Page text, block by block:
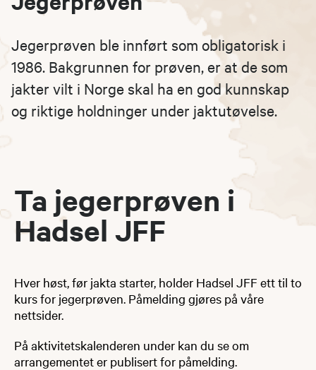
Jegerprøven ble innført som obligatorisk i
1986. Bakgrunnen for prøven, er at de som
jakter vilt i Norge skal ha en god kunnskap
og riktige holdninger under jaktutøvelse.
Ta jegerprøven i
Hadsel JFF
Hver høst, før jakta starter, holder Hadsel JFF ett til to
kurs for jegerprøven. Påmelding gjøres på våre
nettsider.
På aktivitetskalenderen under kan du se om
arrangementet er publisert for påmelding.